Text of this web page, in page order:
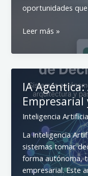
oportunidades
Inteligencia
Empresarial:
invierte
$10B
Leer más »
IA
Inteligencia
La Inteligencia
sistemas tomar
forma autónoma,
empresarial. Este